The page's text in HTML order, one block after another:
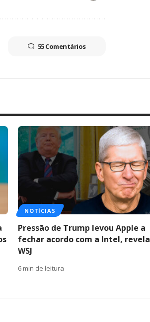
55 Comentários
NOTÍCIAS
Pressão de Trump levou Apple a
fechar acordo com a Intel, revela
WSJ
6 min de leitura